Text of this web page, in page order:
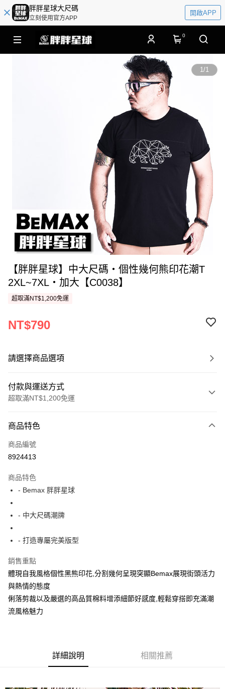
胖胖星球大尺碼
立刻使用官方APP
開啟APP
0
1/1
【胖胖星球】中大尺碼‧個性幾何熊印花潮T
2XL~7XL‧加大【C0038】
超取滿NT$1,200免運
NT$790
請選擇商品選項
付款與運送方式
超取滿NT$1,200免運
信用卡一次付款
超商取貨付款
Apple Pay
街口支付
AFTEE先享後付
相關說明
AFTEE先享後付是「在收到商品之後才付款」的支付方式。 讓您購物簡單
便利好安心！
１．簡單：不需註冊會員、不需綁卡、不需儲值。
２．便利：只要手機號碼，簡訊認證，即可結帳。
３．安心：先確認商品／服務後，再付款。
２．訂單成立數日內，您將收到繳費通知簡訊。
３．收到繳費通知簡訊後14天內，點擊此簡訊中的連結，可透過四大超商／
ATM付款
運送方式
全家付款取貨
每筆NT$80，滿NT$1,200(含以上)免運費
商品特色
商品編號
8924413
商品特色
- Bemax 胖胖星球
- 中大尺碼潮牌
- 打造專屬完美版型
銷售重點
體現自我風格個性黑熊印花,分割幾何呈現突顯Bemax展現街頭活力
與熱情的態度
俐落剪裁以及嚴選的高品質棉料增添細節好感度,輕鬆穿搭即充滿潮
流風格魅力
詳細說明 相關推薦